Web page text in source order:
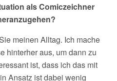
als Comiczeichner
meinen Alltag. Ich mache
hinterher aus, um dann zu
ist, dass ich das mit
Ansatz ist dabei wenig